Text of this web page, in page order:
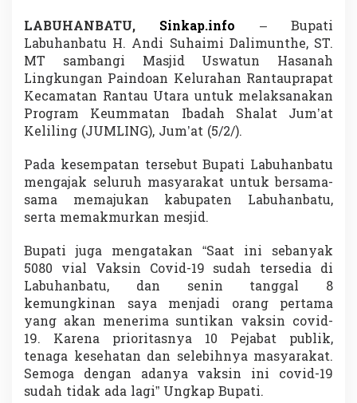
r
o
g
a
m
u
m
i
n
d
i
a
s
i
d
U
w
a
t
u
LABUHANBATU, Sinkap.info – Bupati
Labuhanbatu H. Andi Suhaimi Dalimunthe, ST.
MT sambangi Masjid Uswatun Hasanah
Lingkungan Paindoan Kelurahan Rantauprapat
Kecamatan Rantau Utara untuk melaksanakan
Program Keummatan Ibadah Shalat Jum’at
Keliling (JUMLING), Jum’at (5/2/).
Pada kesempatan tersebut Bupati Labuhanbatu
mengajak seluruh masyarakat untuk bersama-
sama memajukan kabupaten Labuhanbatu,
serta memakmurkan mesjid.
Bupati juga mengatakan “Saat ini sebanyak
5080 vial Vaksin Covid-19 sudah tersedia di
Labuhanbatu, dan senin tanggal 8
kemungkinan saya menjadi orang pertama
yang akan menerima suntikan vaksin covid-
19. Karena prioritasnya 10 Pejabat publik,
tenaga kesehatan dan selebihnya masyarakat.
Semoga dengan adanya vaksin ini covid-19
sudah tidak ada lagi” Ungkap Bupati.